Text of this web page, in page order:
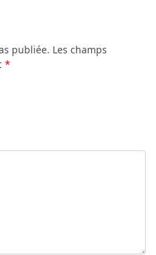
publiée. Les champs
*